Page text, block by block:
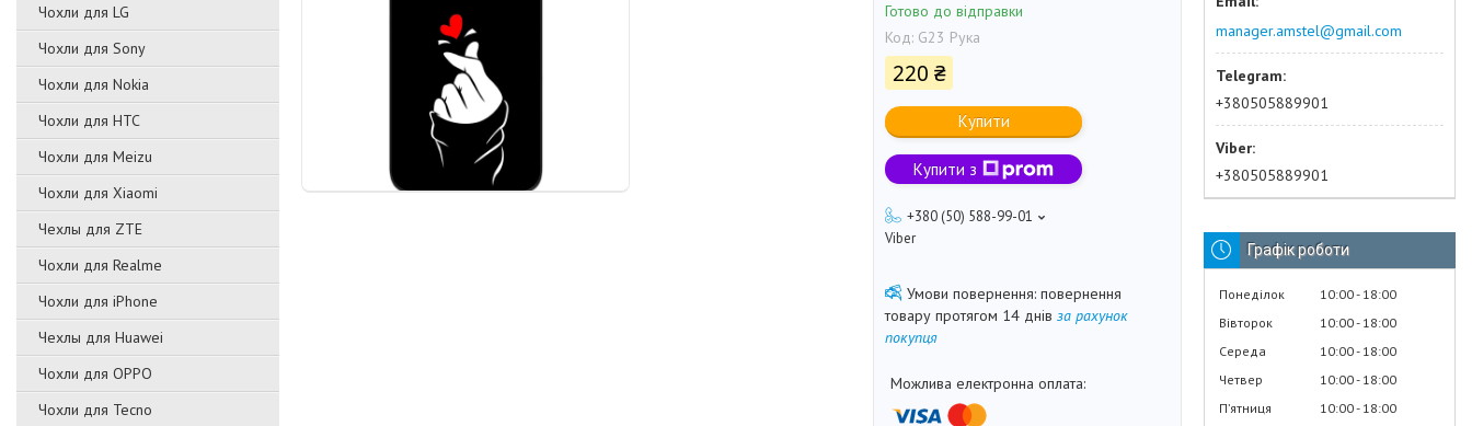
Чохли для LG
Чохли для Sony
Чохли для Nokia
Чохли для HTC
Чохли для Meizu
Чохли для Xiaomi
Чехлы для ZTE
Чохли для Realme
Чохли для iPhone
Чехлы для Huawei
Чохли для OPPO
Чохли для Tecno
Готово до відправки
Код: G23 Рука
220 ₴
Купити
Купити з
+380 (50) 588-99-01
Viber
повернення
товару протягом 14 днів за рахунок
покупця
manager.amstel@gmail.com
+380505889901
+380505889901
Графік роботи
Понеділок 10:00 18:00
Вівторок
10:00 18:00
Середа
10:00 18:00
Четвер
10:00 18:00
Пʼятниця
10:00 18:00